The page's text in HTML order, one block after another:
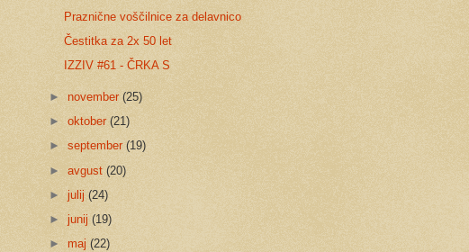
Praznične voščilnice za delavnico
Čestitka za 2x 50 let
IZZIV #61 - ČRKA S
►november(25)
►oktober(21)
►september(19)
►avgust(20)
►julij(24)
►junij(19)
►maj(22)